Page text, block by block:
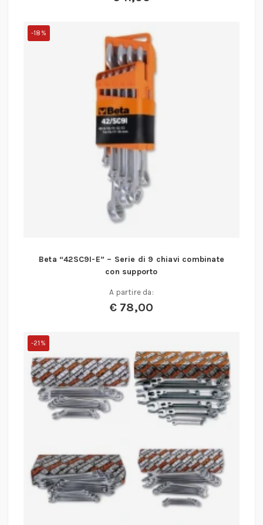
-18%
Beta “42SC9I-E” – Serie di 9 chiavi combinate
con supporto
A partire da:
€ 78,00
-21%